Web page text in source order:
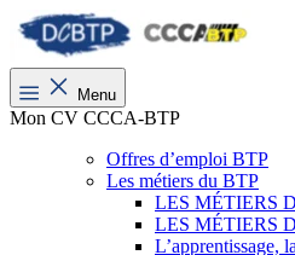
Menu
Mon CV CCCA-BTP
Offres d’emploi BTP
Les métiers du BTP
LES MÉTIERS
LES MÉTIERS
L’apprentissage,